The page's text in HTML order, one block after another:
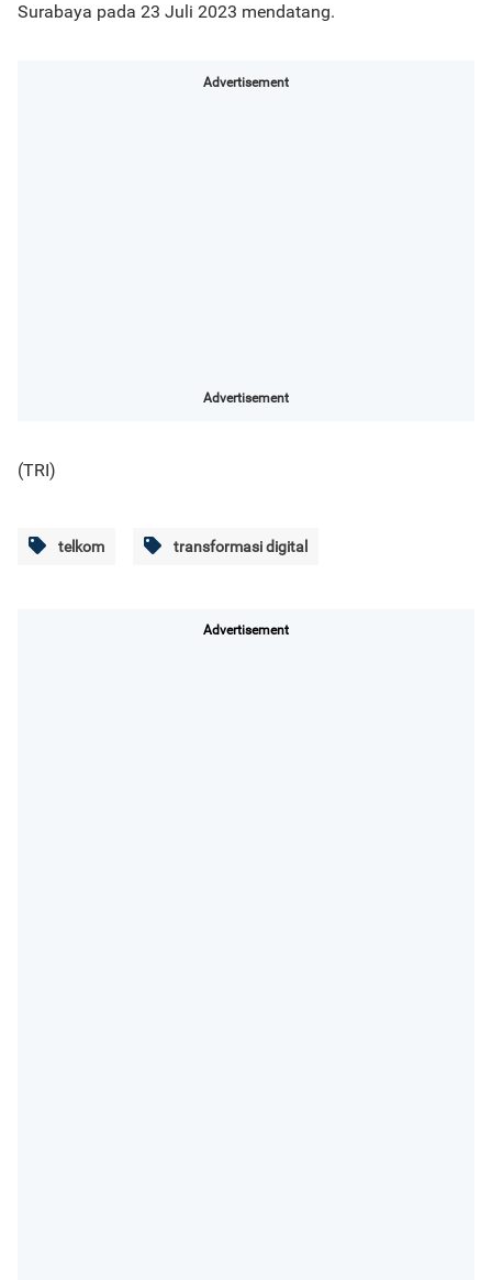
Surabaya pada 23 Juli 2023 mendatang.
Advertisement
Advertisement
(TRI)
telkom transformasi digital
Advertisement